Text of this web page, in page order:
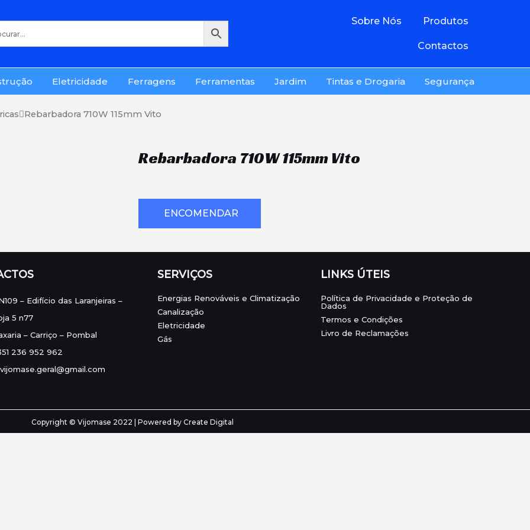
Sobre Nós Produtos
Contactos
Eletricidade Ferragens Ferramentas Jardim Tintas e Drogaria Segurança
Rebarbadora 710W 115mm Vito
Rebarbadora 710W 115mm Vito
ENCOMENDAR
– Edifício das Laranjeiras –
5 n77
– Carriço – Pombal
236 952 962
vijomase.geral@gmail.com
SERVIÇOS
Energias Renováveis e Climatização
Canalização
Eletricidade
Gás
LINKS ÚTEIS
Política de Privacidade e Proteção de
Dados
Termos e Condições
Livro de Reclamações
Copyright © Vijomase 2022 | Powered by Create Digital